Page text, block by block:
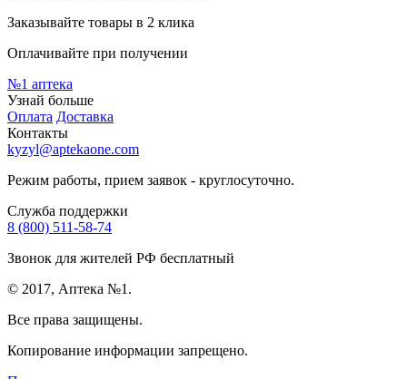
Заказывайте товары в 2 клика
Оплачивайте при получении
№1 аптека
Узнай больше
Оплата Доставка
Контакты
kyzyl@aptekaone.com
Режим работы, прием заявок - круглосуточно.
Служба поддержки
8 (800) 511-58-74
Звонок для жителей РФ бесплатный
© 2017, Аптека №1.
Все права защищены.
Копирование информации запрещено.